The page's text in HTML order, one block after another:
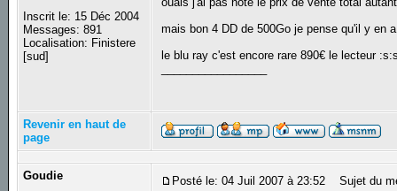
Inscrit le: 15 Déc 2004
Messages: 891
Localisation: Finistere
[sud]
mais bon 4 DD de 500Go je pense qu'il y en
le blu ray c'est encore rare 890€ le lecteur
Revenir en haut de
page
Goudie Posté le: 04 Juil 2007 à 23:52 Sujet du